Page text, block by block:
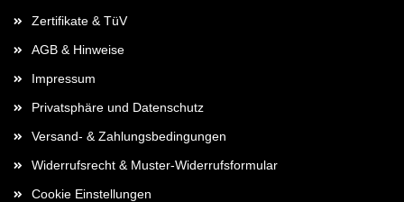
Zertifikate & TüV
AGB & Hinweise
Impressum
Privatsphäre und Datenschutz
Versand- & Zahlungsbedingungen
Widerrufsrecht & Muster-Widerrufsformular
Cookie Einstellungen